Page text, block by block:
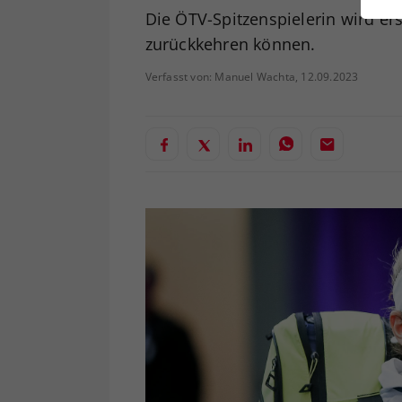
Die ÖTV-Spitzenspielerin wird
zurückkehren können.
Verfasst von: Manuel Wachta, 12.09.2023